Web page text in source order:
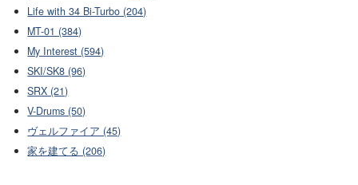
Life with 34 Bi-Turbo (204)
MT-01 (384)
My Interest (594)
SKI/SK8 (96)
SRX (21)
V-Drums (50)
ヴェルファイア (45)
家を建てる (206)